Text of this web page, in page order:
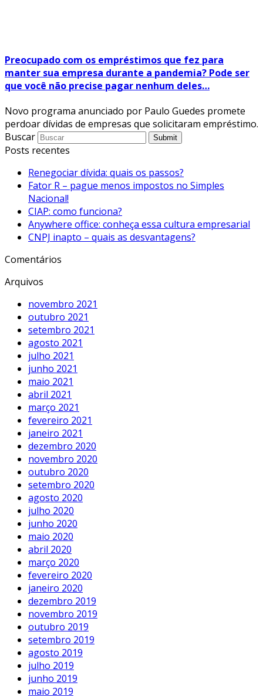
Preocupado com os empréstimos que fez para
manter sua empresa durante a pandemia? Pode ser
que você não precise pagar nenhum deles…
Novo programa anunciado por Paulo Guedes promete
perdoar dívidas de empresas que solicitaram empréstimo.
Buscar
Submit
Posts recentes
Renegociar dívida: quais os passos?
Fator R – pague menos impostos no Simples
Nacional!
CIAP: como funciona?
Anywhere office: conheça essa cultura empresarial
CNPJ inapto – quais as desvantagens?
Comentários
Arquivos
novembro 2021
outubro 2021
setembro 2021
agosto 2021
julho 2021
junho 2021
maio 2021
abril 2021
março 2021
fevereiro 2021
janeiro 2021
dezembro 2020
novembro 2020
outubro 2020
setembro 2020
agosto 2020
julho 2020
junho 2020
maio 2020
abril 2020
março 2020
fevereiro 2020
janeiro 2020
dezembro 2019
novembro 2019
outubro 2019
setembro 2019
agosto 2019
julho 2019
junho 2019
maio 2019